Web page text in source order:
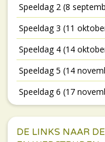
Speeldag 2 (8
Speeldag 3 (11
Speeldag 4 (14
Speeldag 5 (14
Speeldag 6 (17
DE LINKS NAAR